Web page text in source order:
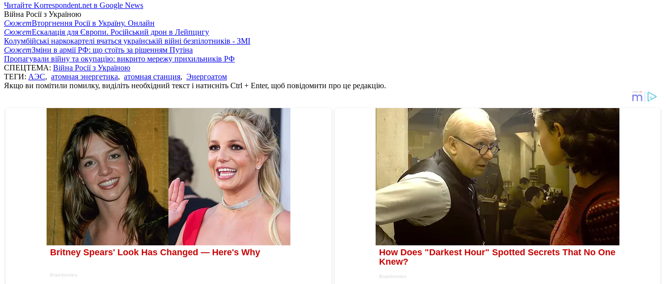
Читайте Korrespondent.net в Google News
Війна Росії з Україною
СюжетВторгнення Росії в Україну. Онлайн
СюжетЕскалація для Європи. Російський дрон в Лейпцигу
Колумбійські наркокартелі вчаться українській війні безпілотників - ЗМІ
СюжетЗміни в армії РФ: що стоїть за рішенням Путіна
Пропагували війну та окупацію: викрито мережу прихильників РФ
СПЕЦТЕМА: Війна Росії з Україною
ТЕГИ: АЭС, атомная энергетика, атомная станция, Энергоатом
Якщо ви помітили помилку, виділіть необхідний текст і натисніть Ctrl + Enter, щоб повідомити про це редакцію.